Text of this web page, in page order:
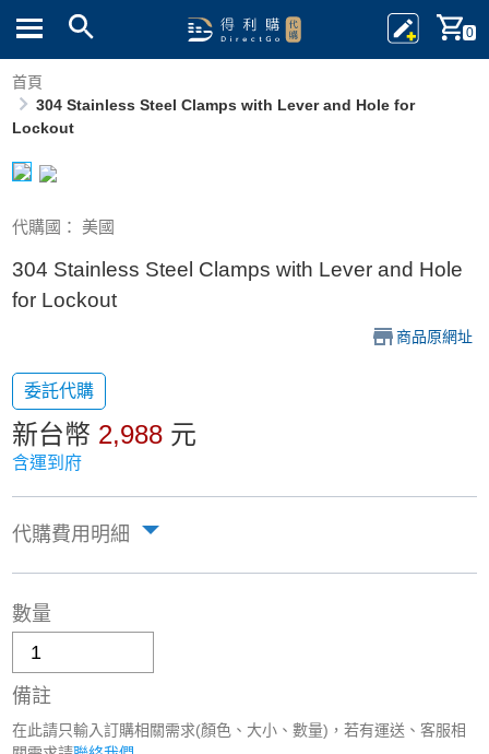
0
首頁
304 Stainless Steel Clamps with Lever and Hole for
Lockout
代購國： 美國
304 Stainless Steel Clamps with Lever and Hole
for Lockout
商品原網址
委託代購
新台幣 2,988 元
含運到府
代購費用明細
數量
備註
在此請只輸入訂購相關需求(顏色、大小、數量)，若有運送、客服相